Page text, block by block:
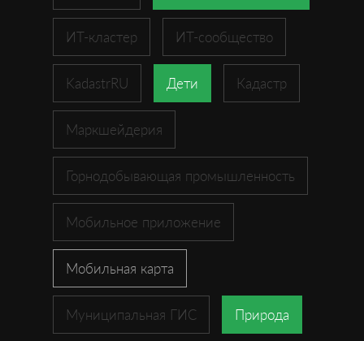
ИТ-кластер ИТ-сообщество
KadastrRU Дети Кадастр
Маркшейдерия
Горнодобывающая промышленность
Мобильное приложение
Мобильная карта
Муниципальная ГИС Природа